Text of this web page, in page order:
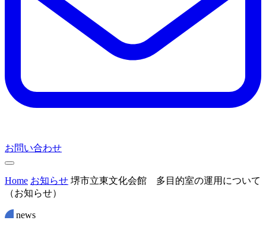
お問い合わせ
Home お知らせ 堺市立東文化会館 多目的室の運用について
（お知らせ）
news